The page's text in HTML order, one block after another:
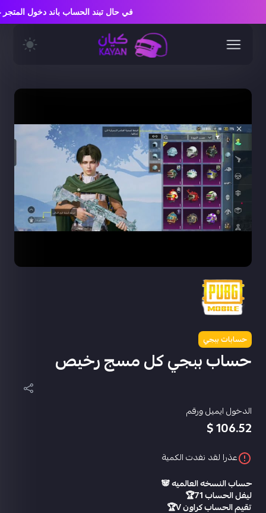
حسابات ببجي
حساب ببجي كل مسج رخيص
الدخول ايميل ورقم
106.52 $
عذرا لقد نفدت الكمية
حساب النسخه العالميه 🐼
ليفل الحساب 71🏆
تقيم الحساب كراون V🏆
في حال تبند الحساب باند دخول